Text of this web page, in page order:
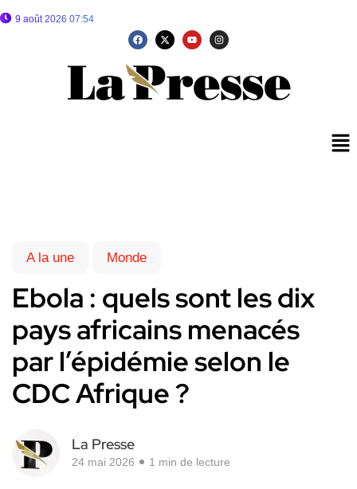
9 août 2026 07:54
A la une Monde
Ebola : quels sont les dix
pays africains menacés
par l’épidémie selon le
CDC Afrique ?
La Presse
24 mai 2026 1 min de lecture